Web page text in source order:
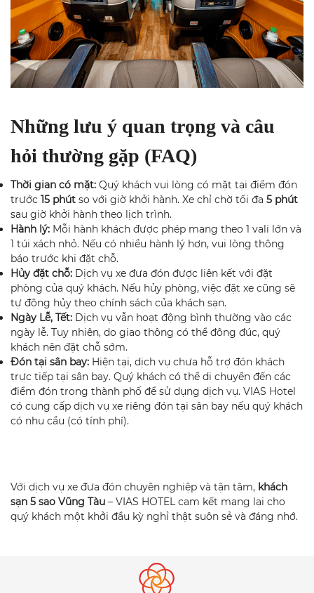
Những lưu ý quan trọng và câu
hỏi thường gặp (FAQ)
Thời gian có mặt: Quý khách vui lòng có mặt tại điểm đón
trước 15 phút so với giờ khởi hành. Xe chỉ chờ tối đa 5 phút
sau giờ khởi hành theo lịch trình.
Hành lý: Mỗi hành khách được phép mang theo 1 vali lớn và
1 túi xách nhỏ. Nếu có nhiều hành lý hơn, vui lòng thông
báo trước khi đặt chỗ.
Hủy đặt chỗ: Dịch vụ xe đưa đón được liên kết với đặt
phòng của quý khách. Nếu hủy phòng, việc đặt xe cũng sẽ
tự động hủy theo chính sách của khách sạn.
Ngày Lễ, Tết: Dịch vụ vẫn hoạt động bình thường vào các
ngày lễ. Tuy nhiên, do giao thông có thể đông đúc, quý
khách nên đặt chỗ sớm.
Đón tại sân bay: Hiện tại, dịch vụ chưa hỗ trợ đón khách
trực tiếp tại sân bay. Quý khách có thể di chuyển đến các
điểm đón trong thành phố để sử dụng dịch vụ. VIAS Hotel
có cung cấp dịch vụ xe riêng đón tại sân bay nếu quý khách
có nhu cầu (có tính phí).
Với dịch vụ xe đưa đón chuyên nghiệp và tận tâm, khách
sạn 5 sao Vũng Tàu – VIAS HOTEL cam kết mang lại cho
quý khách một khởi đầu kỳ nghỉ thật suôn sẻ và đáng nhớ.